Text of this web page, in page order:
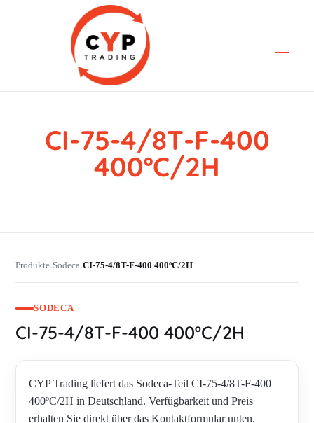
CYP Trading
Professionelle Ersatzteilbeschaffung
CI-75-4/8T-F-400
400ºC/2H
Produkte›Sodeca›CI-75-4/8T-F-400 400ºC/2H
SODECA
CI-75-4/8T-F-400 400ºC/2H
CYP Trading liefert das Sodeca-Teil CI-75-4/8T-F-400
400ºC/2H in Deutschland. Verfügbarkeit und Preis
erhalten Sie direkt über das Kontaktformular unten.